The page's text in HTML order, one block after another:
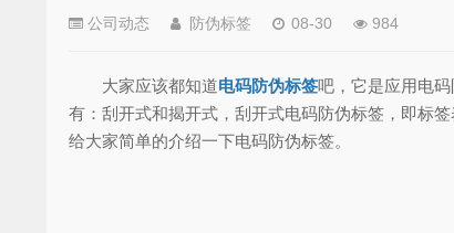
公司动态 防伪标签 08-30 984
大家应该都知道电码防伪标签吧，它是应用电
有：刮开式和揭开式，刮开式电码防伪标签，即标
给大家简单的介绍一下电码防伪标签。